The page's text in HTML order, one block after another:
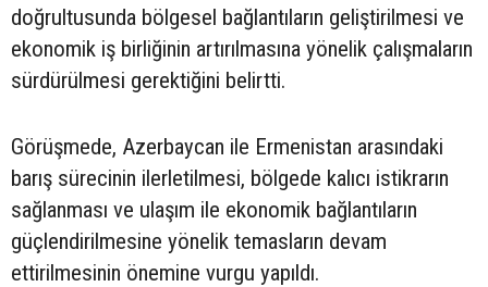
doğrultusunda bölgesel bağlantıların geliştirilmesi ve
ekonomik iş birliğinin artırılmasına yönelik çalışmaların
sürdürülmesi gerektiğini belirtti.
Görüşmede, Azerbaycan ile Ermenistan arasındaki
barış sürecinin ilerletilmesi, bölgede kalıcı istikrarın
sağlanması ve ulaşım ile ekonomik bağlantıların
güçlendirilmesine yönelik temasların devam
ettirilmesinin önemine vurgu yapıldı.